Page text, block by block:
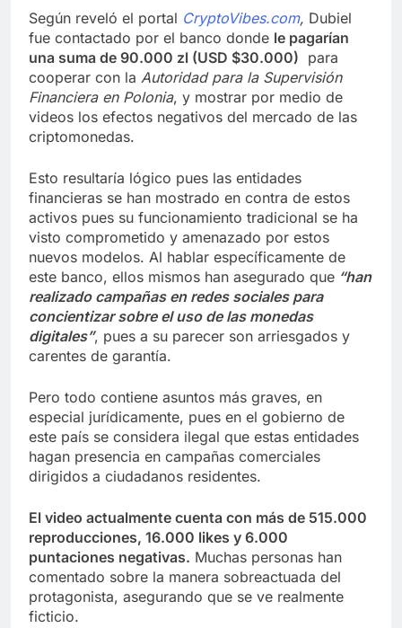
Según reveló el portal CryptoVibes.com, Dubiel
fue contactado por el banco donde le pagarían
una suma de 90.000 zl (USD $30.000) para
cooperar con la Autoridad para la Supervisión
Financiera en Polonia, y mostrar por medio de
videos los efectos negativos del mercado de las
criptomonedas.
Esto resultaría lógico pues las entidades
financieras se han mostrado en contra de estos
activos pues su funcionamiento tradicional se ha
visto comprometido y amenazado por estos
nuevos modelos. Al hablar específicamente de
este banco, ellos mismos han asegurado que “han
realizado campañas en redes sociales para
concientizar sobre el uso de las monedas
digitales”, pues a su parecer son arriesgados y
carentes de garantía.
Pero todo contiene asuntos más graves, en
especial jurídicamente, pues en el gobierno de
este país se considera ilegal que estas entidades
hagan presencia en campañas comerciales
dirigidos a ciudadanos residentes.
El video actualmente cuenta con más de 515.000
reproducciones, 16.000 likes y 6.000
puntaciones negativas. Muchas personas han
comentado sobre la manera sobreactuada del
protagonista, asegurando que se ve realmente
ficticio.